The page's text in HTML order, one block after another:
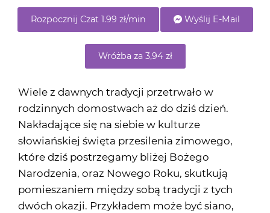
Rozpocznij Czat 1.99 zł/min Wyślij E-Mail
Wróżba za 3,94 zł
Wiele z dawnych tradycji przetrwało w
rodzinnych domostwach aż do dziś dzień.
Nakładające się na siebie w kulturze
słowiańskiej święta przesilenia zimowego,
które dziś postrzegamy bliżej Bożego
Narodzenia, oraz Nowego Roku, skutkują
pomieszaniem między sobą tradycji z tych
dwóch okazji. Przykładem może być siano,